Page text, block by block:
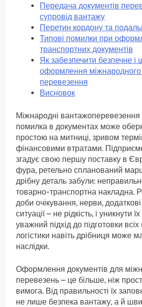
Передача документів
супровід вантажу
Перетин кордону та
Типові помилки при
транспортних документів
Як забезпечити безпечне і
оформлення
перевезення
Висновок
Міжнародні
помилка в документах може
простою на митниці, зривом
фінансовими втратами.
згадує свою першу поставку в
фура, ретельно спланований
дрібну деталь забули:
товарно-транспортна накладна.
доби очікування, нерви, додаткові
ситуації – не рідкість, і уникнути
уважний підхід до підготовки всіх
логістики навіть дрібниця може
наслідки.
Оформлення документів для
перевезень – це більше, ніж
вимога. Від правильності їх
не лише безпека вантажу, а й